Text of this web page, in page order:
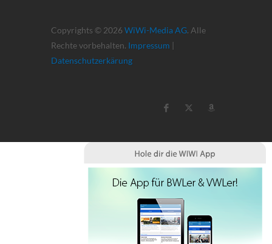
Copyrights © 2026 WiWi-Media AG. Alle
Rechte vorbehalten. Impressum
Datenschutzerkärung